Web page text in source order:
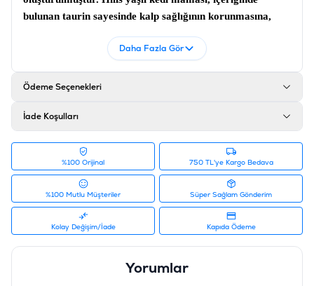
bulunan taurin sayesinde kalp sağlığının korunmasına,
olmasına destek vermektedir.Kedi maması;
azaltmaya yardımcı olurken idrarda taş oluşumunu
İçerik
Tavuk Ve Hindi Unu, Buğday, Mısır, Mısır Glüten
Unu, Hayvansal Yağ, Pirinç, Dijest, Mineraller, Keten
Tohumu, Balık Yağı, Bitkisel Yağ
Analiz
Protein %32.9, Yağ %18.5, Kül %5.6, Ham Selüloz
Daha Fazla Gör
Ödeme Seçenekleri
İade Koşulları
%100 Orijinal 750 TL'ye Kargo Bedava
%100 Mutlu Müşteriler Süper Sağlam Gönderim
Kolay Değişim/İade Kapıda Ödeme
Yorumlar